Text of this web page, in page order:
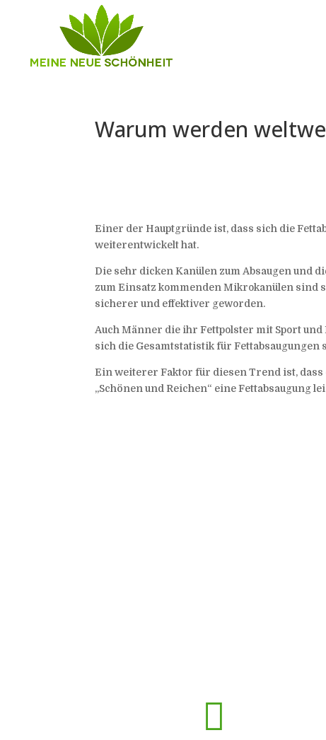
Warum werden
Einer der Hauptgründe ist, dass sich die
weiterentwickelt hat.
Die sehr dicken Kanülen zum Absaugen und
zum Einsatz kommenden Mikrokanülen sind
sicherer und effektiver geworden.
Auch Männer die ihr Fettpolster mit Sport
sich die Gesamtstatistik für Fettabsaugungen
Ein weiterer Faktor für diesen Trend ist,
„Schönen und Reichen“ eine Fettabsaugung
